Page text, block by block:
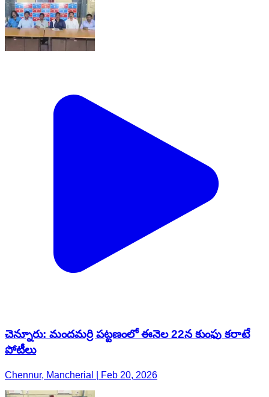
చెన్నూరు: మందమర్రి పట్టణంలో ఈనెల 22న కుంఫు కరాటే
పోటీలు
Chennur, Mancherial | Feb 20, 2026